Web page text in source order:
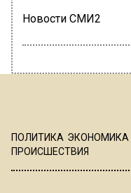
Новости СМИ2
ПОЛИТИКА ЭКОНОМИКА
ПРОИСШЕСТВИЯ